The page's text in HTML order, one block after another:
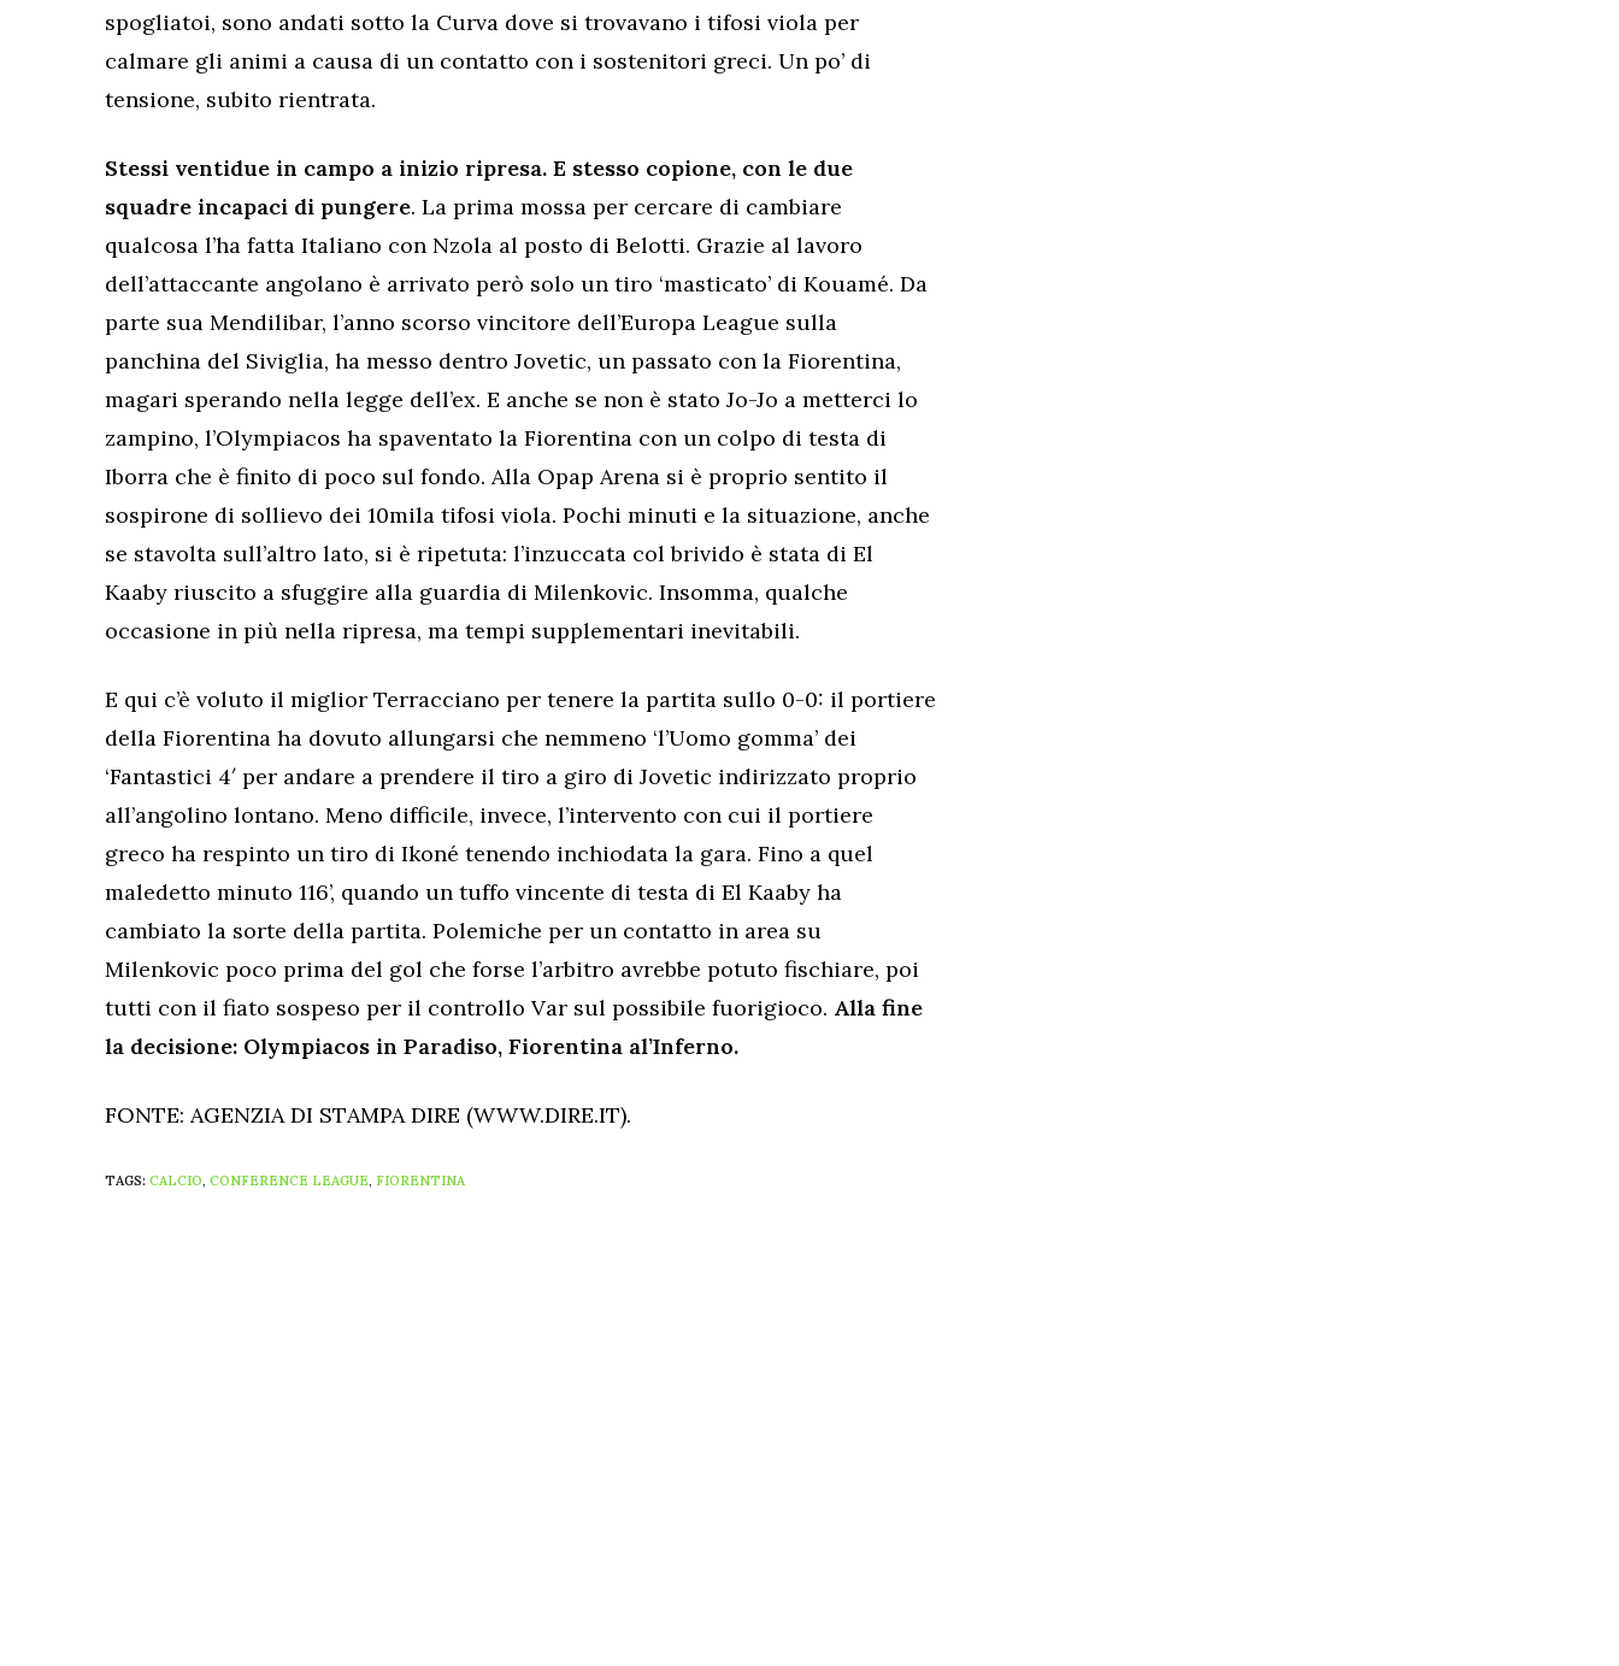
spogliatoi, sono andati sotto la Curva dove si trovavano i tifosi viola per
calmare gli animi a causa di un contatto con i sostenitori greci. Un po’ di
tensione, subito rientrata.
Stessi ventidue in campo a inizio ripresa. E stesso copione, con le due
squadre incapaci di pungere. La prima mossa per cercare di cambiare
qualcosa l’ha fatta Italiano con Nzola al posto di Belotti. Grazie al lavoro
dell’attaccante angolano è arrivato però solo un tiro ‘masticato’ di Kouamé. Da
parte sua Mendilibar, l’anno scorso vincitore dell’Europa League sulla
panchina del Siviglia, ha messo dentro Jovetic, un passato con la Fiorentina,
magari sperando nella legge dell’ex. E anche se non è stato Jo-Jo a metterci lo
zampino, l’Olympiacos ha spaventato la Fiorentina con un colpo di testa di
Iborra che è finito di poco sul fondo. Alla Opap Arena si è proprio sentito il
sospirone di sollievo dei 10mila tifosi viola. Pochi minuti e la situazione, anche
se stavolta sull’altro lato, si è ripetuta: l’inzuccata col brivido è stata di El
Kaaby riuscito a sfuggire alla guardia di Milenkovic. Insomma, qualche
occasione in più nella ripresa, ma tempi supplementari inevitabili.
E qui c’è voluto il miglior Terracciano per tenere la partita sullo 0-0: il portiere
della Fiorentina ha dovuto allungarsi che nemmeno ‘l’Uomo gomma’ dei
‘Fantastici 4′ per andare a prendere il tiro a giro di Jovetic indirizzato proprio
all’angolino lontano. Meno difficile, invece, l’intervento con cui il portiere
greco ha respinto un tiro di Ikoné tenendo inchiodata la gara. Fino a quel
maledetto minuto 116’, quando un tuffo vincente di testa di El Kaaby ha
cambiato la sorte della partita. Polemiche per un contatto in area su
Milenkovic poco prima del gol che forse l’arbitro avrebbe potuto fischiare, poi
tutti con il fiato sospeso per il controllo Var sul possibile fuorigioco. Alla fine
la decisione: Olympiacos in Paradiso, Fiorentina al’Inferno.
FONTE: AGENZIA DI STAMPA DIRE (WWW.DIRE.IT).
TAGS: CALCIO, CONFERENCE LEAGUE, FIORENTINA